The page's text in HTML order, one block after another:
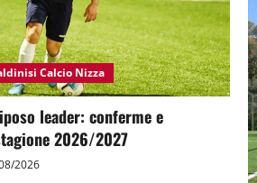
Calcio Nizza
leader: conferme e
2026/2027
2026